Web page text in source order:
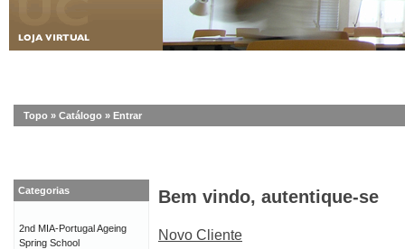
Topo » Catálogo » Entrar
Bem vindo, autentique-se
Novo Cliente
Categorias
2nd MIA-Portugal Ageing
Spring School